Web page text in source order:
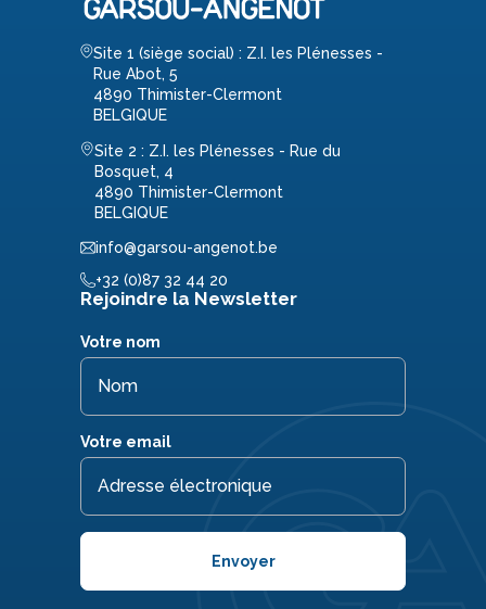
Site 1 (siège social) : Z.I. les Plénesses -
Rue Abot, 5
4890 Thimister-Clermont
BELGIQUE
Site 2 : Z.I. les Plénesses - Rue du
Bosquet, 4
4890 Thimister-Clermont
BELGIQUE
info@garsou-angenot.be
+32 (0)87 32 44 20
Rejoindre la Newsletter
Votre nom
Votre email
Envoyer